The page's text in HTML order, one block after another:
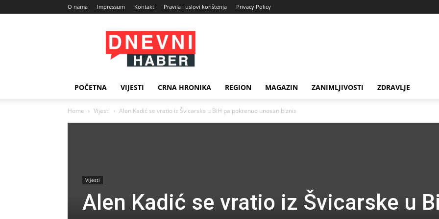
O nama Impressum Kontakt Pravila i uslovi korištenja Privacy Policy
Dnevni
Haber
POČETNA VIJESTI CRNA HRONIKA REGION MAGAZIN ZANIMLJIVOSTI ZDRAVLJE
Home Vijesti Alen Kadić se vratio iz Švicarske u BiH pa pokrenuo unosan biznis
Vijesti
Alen Kadić se vratio iz Švicarske u